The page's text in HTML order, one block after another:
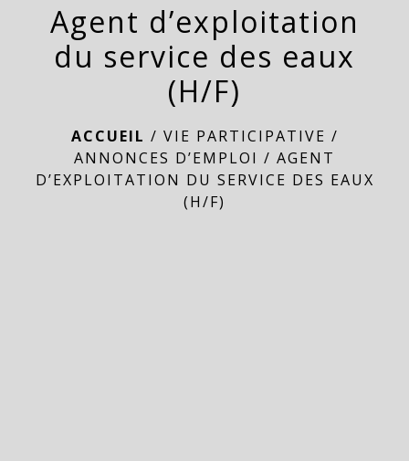
Agent d’exploitation
du service des eaux
(H/F)
ACCUEIL / VIE PARTICIPATIVE /
ANNONCES D’EMPLOI / AGENT
D’EXPLOITATION DU SERVICE DES EAUX
(H/F)